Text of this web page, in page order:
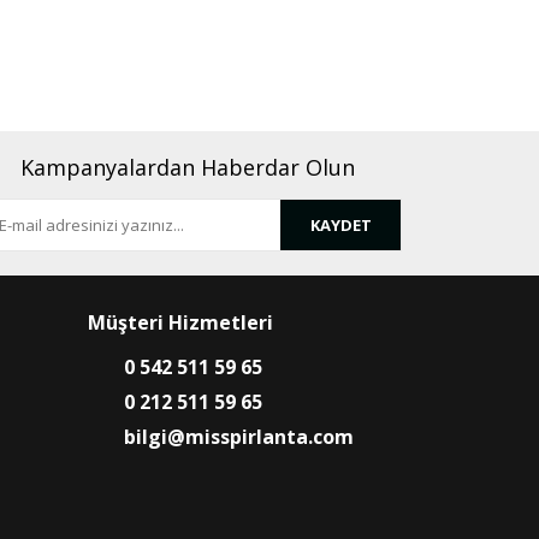
Kampanyalardan Haberdar Olun
KAYDET
Müşteri Hizmetleri
0 542 511 59 65
0 212 511 59 65
bilgi@misspirlanta.com